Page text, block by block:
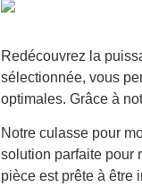
Redécouvrez la
sélectionnée, vous
optimales. Grâce à
Notre culasse pour
solution parfaite pour
pièce est prête à être